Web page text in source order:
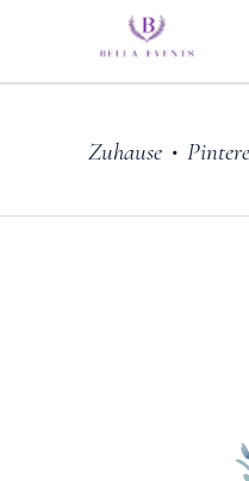
Zuhause •